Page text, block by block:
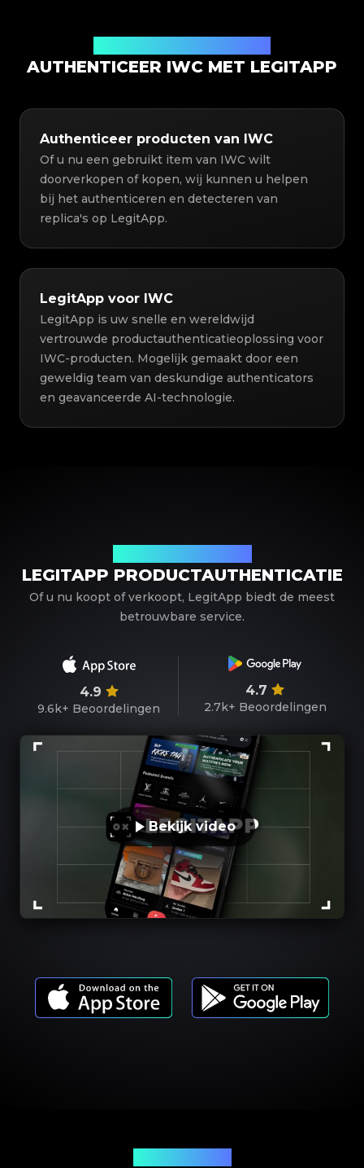
AUTHENTICEER IWC MET LEGITAPP
Authenticeer producten van IWC
Of u nu een gebruikt item van IWC wilt
doorverkopen of kopen, wij kunnen u helpen
bij het authenticeren en detecteren van
replica's op LegitApp.
LegitApp voor IWC
LegitApp is uw snelle en wereldwijd
vertrouwde productauthenticatieoplossing voor
IWC-producten. Mogelijk gemaakt door een
geweldig team van deskundige authenticators
en geavanceerde AI-technologie.
LEGITAPP PRODUCTAUTHENTICATIE
Of u nu koopt of verkoopt, LegitApp biedt de meest
betrouwbare service.
4.9
9.6k+ Beoordelingen
4.7
2.7k+ Beoordelingen
Bekijk video